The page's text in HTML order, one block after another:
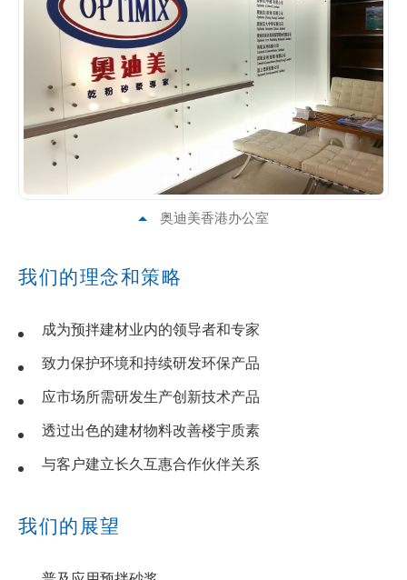
奥迪美香港办公室
我们的理念和策略
成为预拌建材业内的领导者和专家
致力保护环境和持续研发环保产品
应市场所需研发生产创新技术产品
透过出色的建材物料改善楼宇质素
与客户建立长久互惠合作伙伴关系
我们的展望